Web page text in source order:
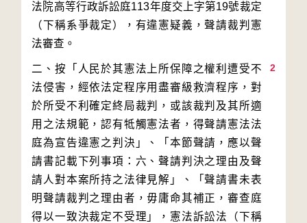
法院高等行政訴訟庭113年度交上字第19號裁定
（下稱系爭裁定），有違憲疑義，聲請裁判憲
2
二、按「人民於其憲法上所保障之權利遭受不
法侵害，經依法定程序用盡審級救濟程序，對
於所受不利確定終局裁判，或該裁判及其所適
用之法規範，認有牴觸憲法者，得聲請憲法法
庭為宣告違憲之判決」、「本節聲請，應以聲
請書記載下列事項：六、聲請判決之理由及聲
請人對本案所持之法律見解」、「聲請書未表
明聲請裁判之理由者，毋庸命其補正，審查庭
得以一致決裁定不受理」，憲法訴訟法（下稱